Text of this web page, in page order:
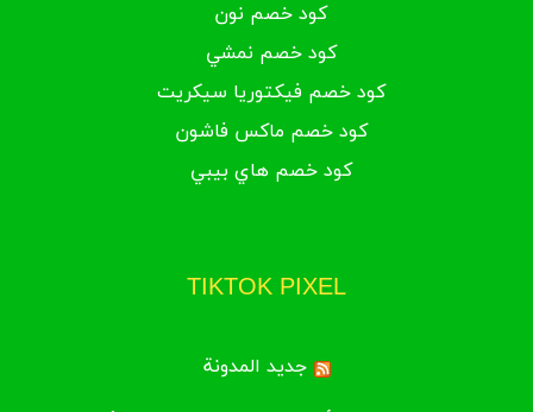
كود خصم نون
كود خصم نمشي
كود خصم فيكتوريا سيكريت
كود خصم ماكس فاشون
كود خصم هاي بيبي
TIKTOK PIXEL
جديد المدونة